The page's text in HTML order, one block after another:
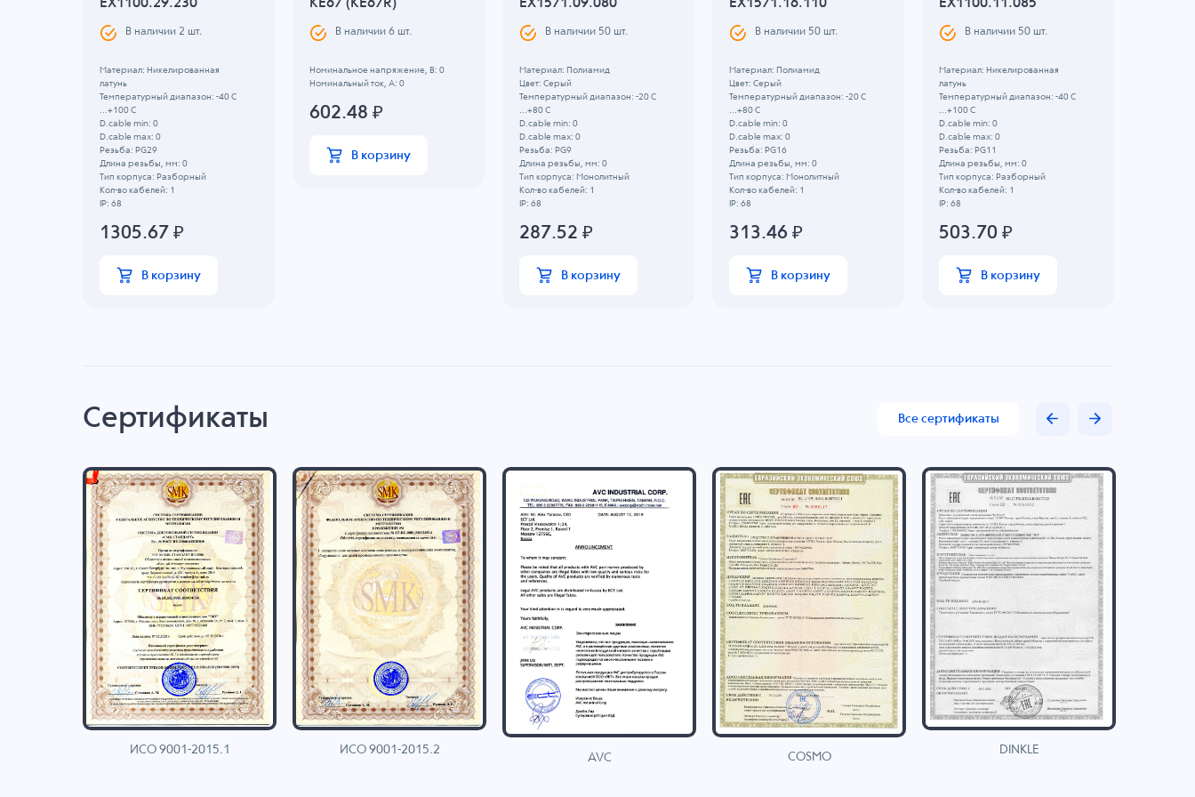
EX1100.29.230
В наличии2 шт.
Материал: Никелированная
латунь
Температурный диапазон: -40 C
...+100 C
D.cable min: 0
D.cable max: 0
Резьба: PG29
Длина резьбы, мм: 0
Тип корпуса: Разборный
Кол-во кабелей: 1
IP: 68
1305.67 ₽
В корзину
KE67 (KE67R)
В наличии6 шт.
Номинальное напряжение, B: 0
Номинальный ток, А: 0
602.48 ₽
В корзину
EX1571.09.080
В наличии 50 шт.
Материал: Полиамид
Цвет: Серый
Температурный диапазон: -20 C
...+80 C
D.cable min: 0
D.cable max: 0
Резьба: PG9
Длина резьбы, мм: 0
Тип корпуса: Монолитный
Кол-во кабелей: 1
IP: 68
287.52 ₽
В корзину
EX1571.16.110
В наличии 50 шт.
Материал: Полиамид
Цвет: Серый
Температурный диапазон: -20 C
...+80 C
D.cable min: 0
D.cable max: 0
Резьба: PG16
Длина резьбы, мм: 0
Тип корпуса: Монолитный
Кол-во кабелей: 1
IP: 68
313.46 ₽
В корзину
EX1100.11.085
В наличии 50 шт.
Материал: Никелированная
латунь
Температурный диапазон: -40 C
...+100 C
D.cable min: 0
D.cable max: 0
Резьба: PG11
Длина резьбы, мм: 0
Тип корпуса: Разборный
Кол-во кабелей: 1
IP: 68
503.70 ₽
В корзину
Сертификаты Все сертификаты
ИСО 9001-2015.1 ИСО 9001-2015.2
AVC COSMO
DINKLE